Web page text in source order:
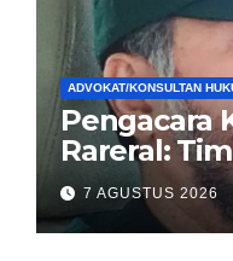
ADVOKAT/KONSULTAN
Pengacara
Rareral:
Menang
Jadi Kado
untuk
7 AGUSTUS 2026